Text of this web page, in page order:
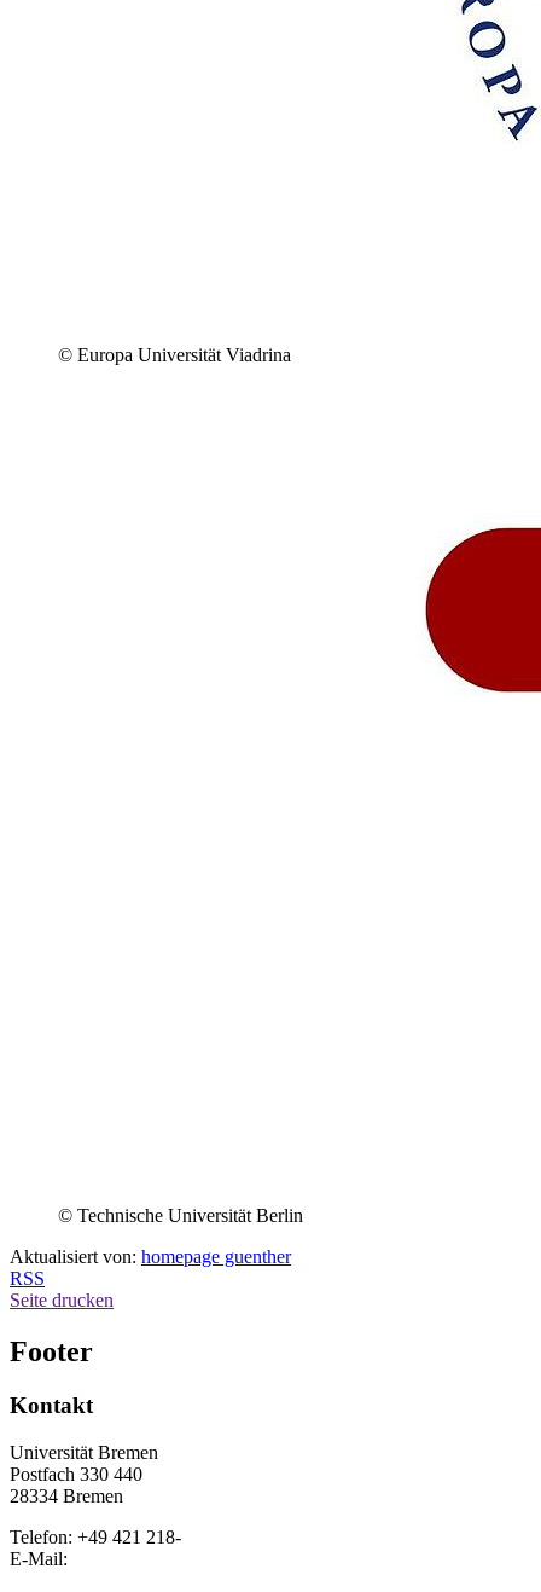
© Europa Universität Viadrina
© Technische Universität Berlin
Aktualisiert von: homepage guenther
RSS
Seite drucken
Footer
Kontakt
Universität Bremen
Postfach 330 440
28334 Bremen
Telefon: +49 421 218-
E-Mail: